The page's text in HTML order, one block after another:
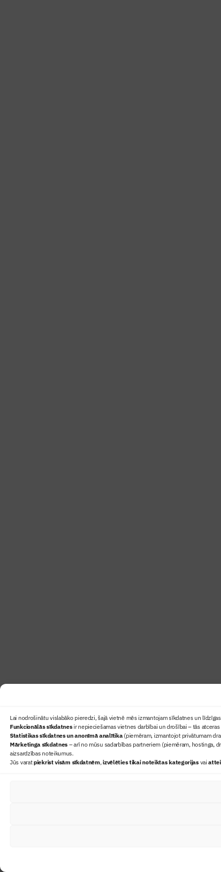
Lai nodrošinātu vislabāko pieredzi, šajā vietnē mēs izmantojam sīkdatnes un
Funkcionālās sīkdatnesir nepieciešamas vietnes darbībai un drošībai – tās
Statistikas sīkdatnes un anonīmā analītika(piemēram, izmantojot privātumam
Mārketinga sīkdatnes – arī no mūsu sadarbības partneriem (piemēram, hostinga,
aizsardzības noteikumus.
Jūs varatpiekrist visām sīkdatnēm,izvēlēties tikai noteiktas kategorijasvai